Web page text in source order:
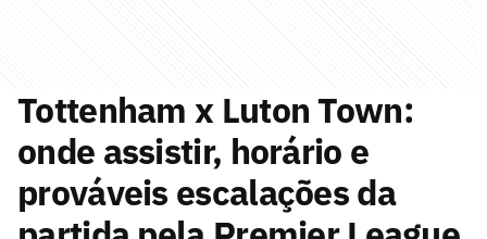
Tottenham x Luton Town:
onde assistir, horário e
prováveis escalações da